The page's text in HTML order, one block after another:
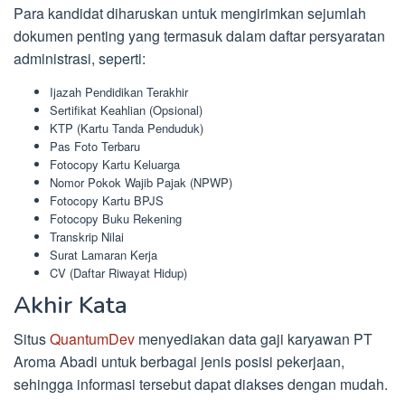
Para kandidat diharuskan untuk mengirimkan sejumlah
dokumen penting yang termasuk dalam daftar persyaratan
administrasi, seperti:
Ijazah Pendidikan Terakhir
Sertifikat Keahlian (Opsional)
KTP (Kartu Tanda Penduduk)
Pas Foto Terbaru
Fotocopy Kartu Keluarga
Nomor Pokok Wajib Pajak (NPWP)
Fotocopy Kartu BPJS
Fotocopy Buku Rekening
Transkrip Nilai
Surat Lamaran Kerja
CV (Daftar Riwayat Hidup)
Akhir Kata
SitusQuantumDev menyediakan data gaji karyawan PT
Aroma Abadi untuk berbagai jenis posisi pekerjaan,
sehingga informasi tersebut dapat diakses dengan mudah.